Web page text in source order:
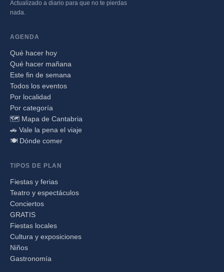
Actualizado a diario para que no te pierdas
nada.
AGENDA
Qué hacer hoy
Qué hacer mañana
Este fin de semana
Todos los eventos
Por localidad
Por categoría
🗺️ Mapa de Cantabria
🚗 Vale la pena el viaje
🍽️ Dónde comer
TIPOS DE PLAN
Fiestas y ferias
Teatro y espectáculos
Conciertos
GRATIS
Fiestas locales
Cultura y exposiciones
Niños
Gastronomía